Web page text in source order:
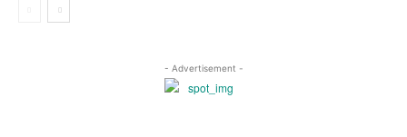
- Advertisement -